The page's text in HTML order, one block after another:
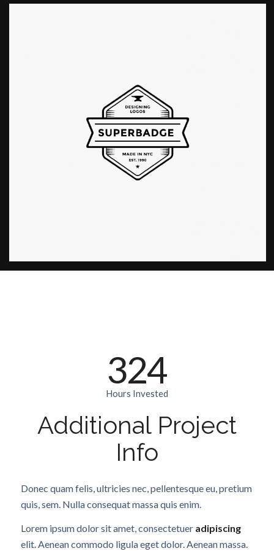
324
Hours Invested
Additional Project
Info
Donec quam felis, ultricies nec, pellentesque eu, pretium
quis, sem. Nulla consequat massa quis enim.
Lorem ipsum dolor sit amet, consectetuer adipiscing
elit. Aenean commodo ligula eget dolor. Aenean massa.